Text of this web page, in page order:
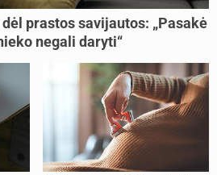
prastos savijautos: „Pasakė
negali daryti“